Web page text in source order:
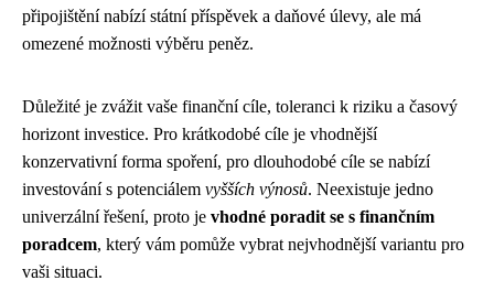
připojištění nabízí státní příspěvek a daňové úlevy, ale má
omezené možnosti výběru peněz.
Důležité je zvážit vaše finanční cíle, toleranci k riziku a časový
horizont investice. Pro krátkodobé cíle je vhodnější
konzervativní forma spoření, pro dlouhodobé cíle se nabízí
investování s potenciálem vyšších výnosů. Neexistuje jedno
univerzální řešení, proto je vhodné poradit se s finančním
poradcem, který vám pomůže vybrat nejvhodnější variantu pro
vaši situaci.